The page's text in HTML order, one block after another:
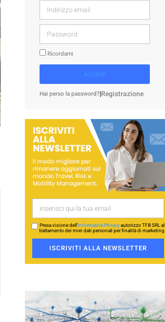
Ricordami
Accedi
Hai perso la password?|Registrazione
Presa visione dell’Informativa Privacyautorizzo TFB SRL al
trattamento dei miei dati personali per finalità di marketing
ISCRIVITI ALLA NEWSLETTER